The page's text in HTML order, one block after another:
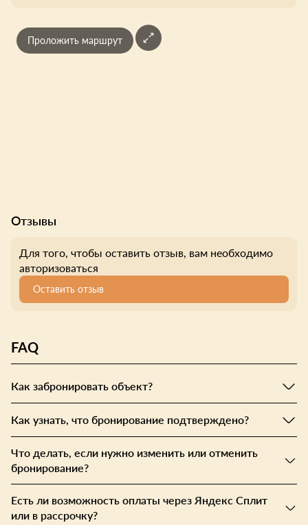
Проложить маршрут
Отзывы
Для того, чтобы оставить отзыв, вам необходимо
авторизоваться
Оставить отзыв
FAQ
Как забронировать объект?
Как узнать, что бронирование подтверждено?
Что делать, если нужно изменить или отменить
бронирование?
Есть ли возможность оплаты через Яндекс Сплит
или в рассрочку?